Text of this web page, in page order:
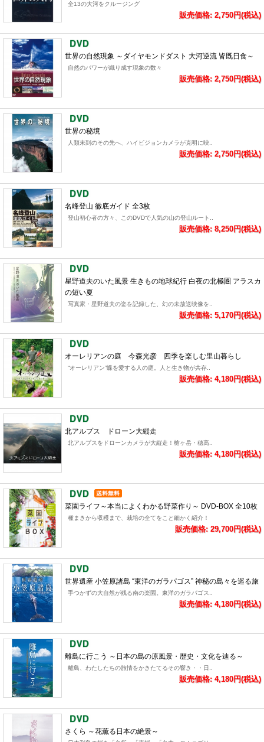
全13の大河をクルージング
販売価格: 2,750円(税込)
世界の自然現象 ～ダイヤモンドダスト 大河逆流 皆既日食～
自然のパワーが織り成す現象の数々
販売価格: 2,750円(税込)
世界の秘境
人類未到のその先へ、ハイビジョンカメラが克明に映..
販売価格: 2,750円(税込)
名峰登山 徹底ガイド 全3枚
登山初心者の方々、このDVDで人気の山の登山ルート..
販売価格: 8,250円(税込)
星野道夫のいた風景 生きもの地球紀行 白夜の北極圏 アラスカ
の短い夏
写真家・星野道夫の姿を記録した、幻の未放送映像を..
販売価格: 5,170円(税込)
オーレリアンの庭 今森光彦 四季を楽しむ里山暮らし
“オーレリアン”蝶を愛する人の庭。人と生き物が共存..
販売価格: 4,180円(税込)
北アルプス ドローン大縦走
北アルプスをドローンカメラが大縦走！槍ヶ岳・穂高..
販売価格: 4,180円(税込)
菜園ライフ～本当によくわかる野菜作り～ DVD-BOX 全10枚
種まきから収穫まで、栽培の全てをこと細かく紹介！
販売価格: 29,700円(税込)
世界遺産 小笠原諸島 “東洋のガラパゴス” 神秘の島々を巡る旅
手つかずの大自然が残る南の楽園。東洋のガラパゴス..
販売価格: 4,180円(税込)
離島に行こう ～日本の島の原風景・歴史・文化を辿る～
離島、わたしたちの旅情をかきたてるその響き・・日..
販売価格: 4,180円(税込)
さくら ～花薫る日本の絶景～